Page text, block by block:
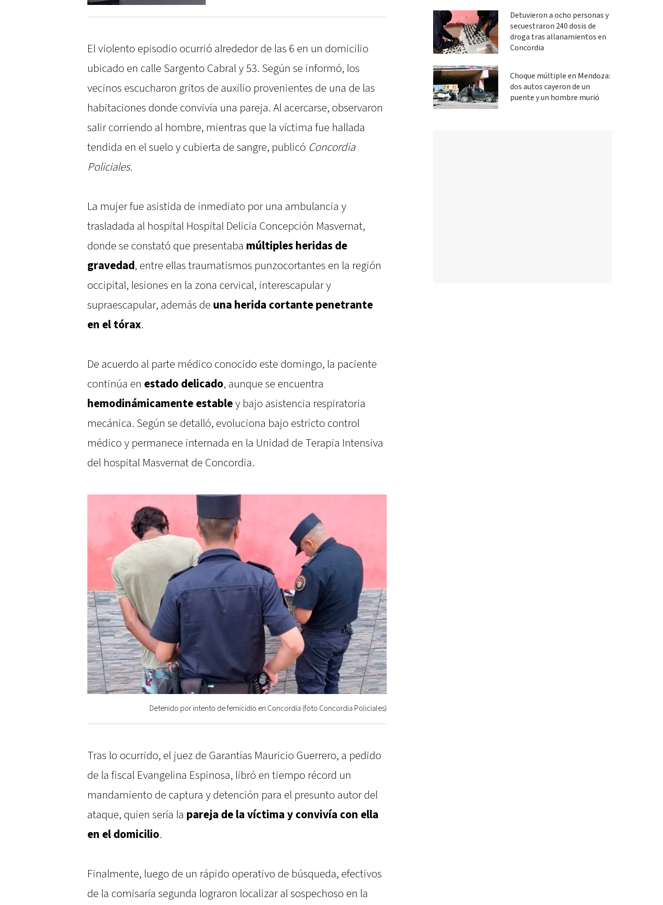
El violento episodio ocurrió alrededor de las 6 en un domicilio
ubicado en calle Sargento Cabral y 53. Según se informó, los
vecinos escucharon gritos de auxilio provenientes de una de las
habitaciones donde convivía una pareja. Al acercarse, observaron
salir corriendo al hombre, mientras que la víctima fue hallada
tendida en el suelo y cubierta de sangre, publicó Concordia
Policiales.
La mujer fue asistida de inmediato por una ambulancia y
trasladada al hospital Hospital Delicia Concepción Masvernat,
donde se constató que presentaba múltiples heridas de
gravedad, entre ellas traumatismos punzocortantes en la región
occipital, lesiones en la zona cervical, interescapular y
supraescapular, además de una herida cortante penetrante
en el tórax.
De acuerdo al parte médico conocido este domingo, la paciente
continúa en estado delicado, aunque se encuentra
hemodinámicamente establey bajo asistencia respiratoria
mecánica. Según se detalló, evoluciona bajo estricto control
médico y permanece internada en la Unidad de Terapia Intensiva
del hospital Masvernat de Concordia.
Detenido por intento de femicidio en Concordia (foto Concordia Policiales)
Tras lo ocurrido, el juez de Garantías Mauricio Guerrero, a pedido
de la fiscal Evangelina Espinosa, libró en tiempo récord un
mandamiento de captura y detención para el presunto autor del
ataque, quien sería la pareja de la víctima y convivía con ella
en el domicilio.
Finalmente, luego de un rápido operativo de búsqueda, efectivos
de la comisaría segunda lograron localizar al sospechoso en la
Detuvieron a ocho personas y
secuestraron 240 dosis de
droga tras allanamientos en
Concordia
Choque múltiple en Mendoza:
dos autos cayeron de un
puente y un hombre murió